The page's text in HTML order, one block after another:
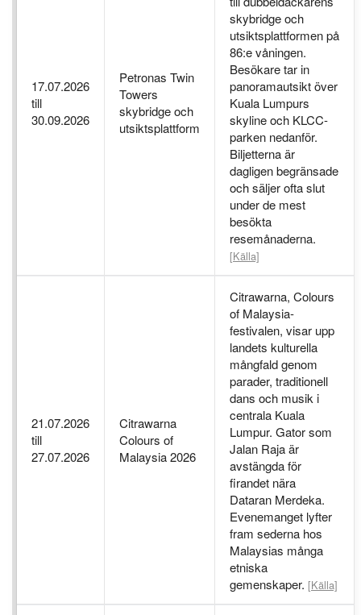
17.07.2026
till
30.09.2026
Petronas Twin
Towers
skybridge och
utsiktsplattform
skybridge och
utsiktsplattformen på
86:e våningen.
Besökare tar in
panoramautsikt över
Kuala Lumpurs
skyline och KLCC-
parken nedanför.
Biljetterna är
dagligen begränsade
och säljer ofta slut
under de mest
besökta
resemånaderna.
[Källa]
21.07.2026
till
27.07.2026
Citrawarna
Colours of
Malaysia 2026
Citrawarna, Colours
of Malaysia-
festivalen, visar upp
landets kulturella
mångfald genom
parader, traditionell
dans och musik i
centrala Kuala
Lumpur. Gator som
Jalan Raja är
avstängda för
firandet nära
Dataran Merdeka.
Evenemanget lyfter
fram sederna hos
Malaysias många
etniska
gemenskaper. [Källa]